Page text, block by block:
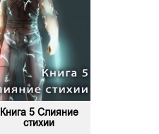
Книга 5 Слияние
стихии